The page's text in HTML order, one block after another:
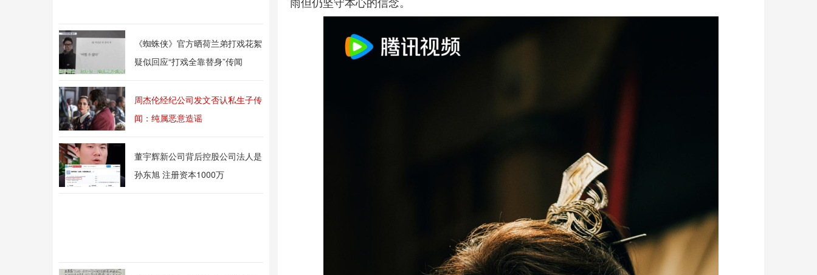
《蜘蛛侠》官方晒荷兰弟打戏花絮
疑似回应“打戏全靠替身”传闻
周杰伦经纪公司发文否认私生子传
闻：纯属恶意造谣
董宇辉新公司背后控股公司法人是
孙东旭 注册资本1000万